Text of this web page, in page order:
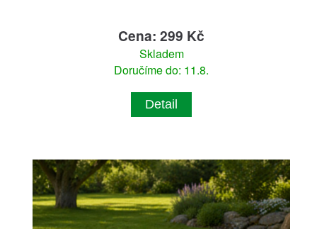
Cena: 299 Kč
Skladem
Doručíme do: 11.8.
Detail